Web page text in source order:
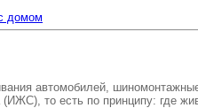
домом
автомобилей,
то есть по принципу: где